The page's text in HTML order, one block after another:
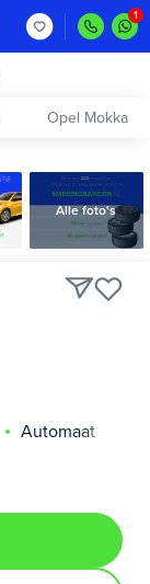
Opel Mokka
Alle foto's
Automaat